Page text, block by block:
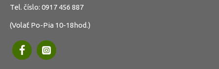
Tel. číslo: 0917 456 887
(Volať Po-Pia 10-18hod.)